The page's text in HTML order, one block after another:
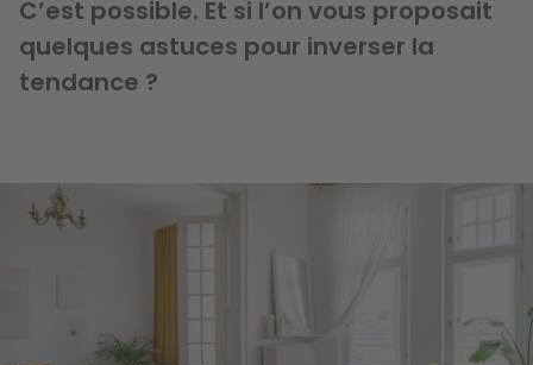
C’est possible. Et si l’on vous proposait
quelques astuces pour inverser la
tendance ?
Image